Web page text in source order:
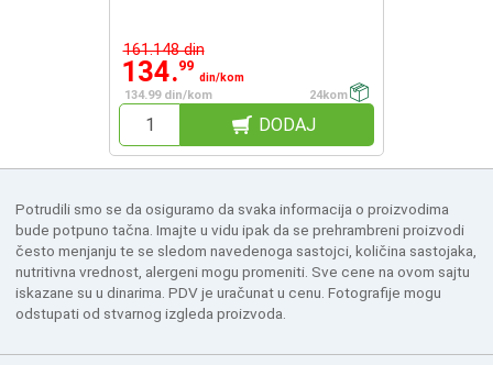
161.148 din
134.99
din/kom
134.99 din/kom
24kom
DODAJ
Potrudili smo se da osiguramo da svaka informacija o proizvodima
bude potpuno tačna. Imajte u vidu ipak da se prehrambreni proizvodi
često menjanju te se sledom navedenoga sastojci, količina sastojaka,
nutritivna vrednost, alergeni mogu promeniti. Sve cene na ovom sajtu
iskazane su u dinarima. PDV je uračunat u cenu. Fotografije mogu
odstupati od stvarnog izgleda proizvoda.